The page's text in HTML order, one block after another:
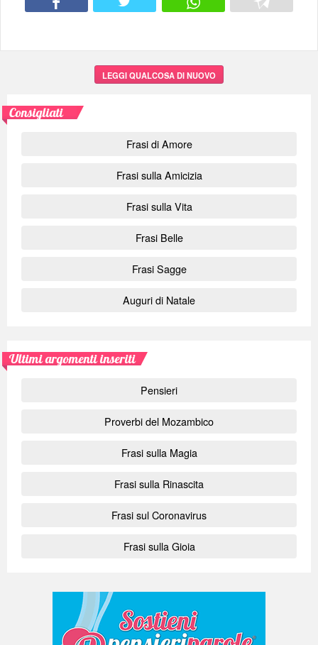
LEGGI QUALCOSA DI NUOVO
Consigliati
Frasi di Amore
Frasi sulla Amicizia
Frasi sulla Vita
Frasi Belle
Frasi Sagge
Auguri di Natale
Ultimi argomenti inseriti
Pensieri
Proverbi del Mozambico
Frasi sulla Magia
Frasi sulla Rinascita
Frasi sul Coronavirus
Frasi sulla Gioia